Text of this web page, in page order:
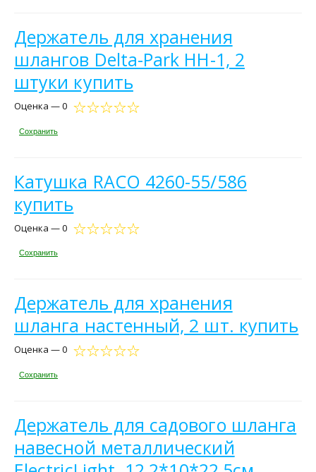
Держатель для хранения
шлангов Delta-Park HH-1, 2
штуки купить
Оценка — 0
Сохранить
Катушка RACO 4260-55/586
купить
Оценка — 0
Сохранить
Держатель для хранения
шланга настенный, 2 шт. купить
Оценка — 0
Сохранить
Держатель для садового шланга
навесной металлический